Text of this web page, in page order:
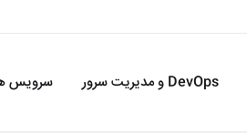
DevOps و مدیریت سرور سرویس